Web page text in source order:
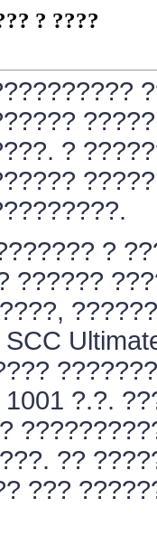
? ????
?
?
??????
?.?.
??
???